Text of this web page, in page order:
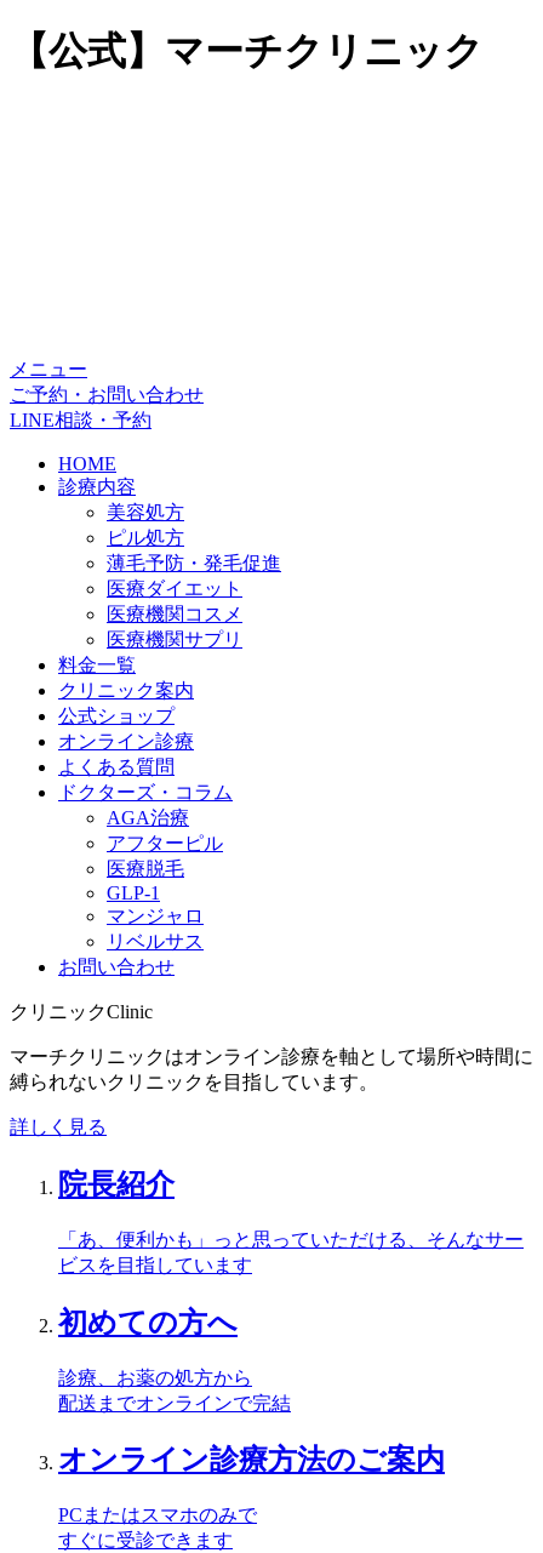
【公式】マーチクリニック
メニュー
ご予約・お問い合わせ
LINE相談・予約
HOME
診療内容
美容処方
ピル処方
薄毛予防・発毛促進
医療ダイエット
医療機関コスメ
医療機関サプリ
料金一覧
クリニック案内
公式ショップ
オンライン診療
よくある質問
ドクターズ・コラム
AGA治療
アフターピル
医療脱毛
GLP-1
マンジャロ
リベルサス
お問い合わせ
クリニックClinic
マーチクリニックはオンライン診療を軸として場所や時間に
縛られないクリニックを目指しています。
詳しく見る
院長紹介
「あ、便利かも」っと思っていただける、そんなサー
ビスを目指しています
初めての方へ
診療、お薬の処方から
配送までオンラインで完結
オンライン診療方法のご案内
PCまたはスマホのみで
すぐに受診できます